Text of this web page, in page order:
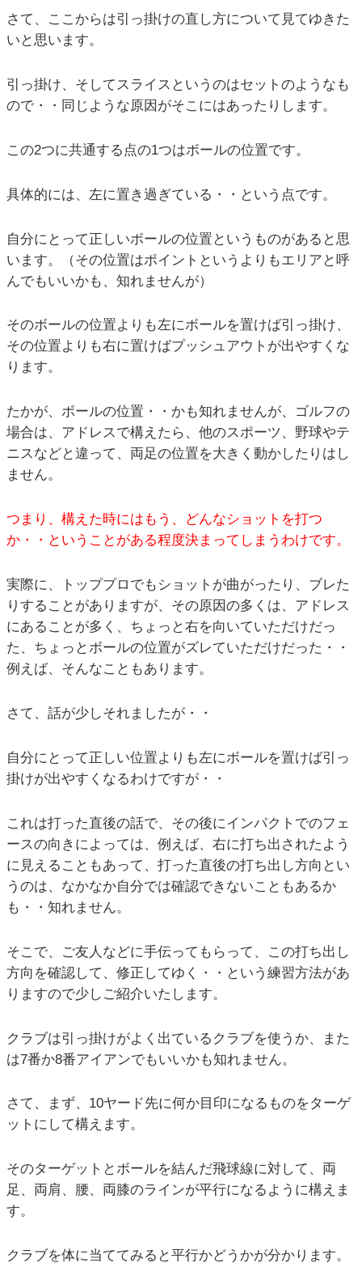
さて、ここからは引っ掛けの直し方について見てゆきた
いと思います。
引っ掛け、そしてスライスというのはセットのようなも
ので・・同じような原因がそこにはあったりします。
この2つに共通する点の1つはボールの位置です。
具体的には、左に置き過ぎている・・という点です。
自分にとって正しいボールの位置というものがあると思
います。（その位置はポイントというよりもエリアと呼
んでもいいかも、知れませんが）
そのボールの位置よりも左にボールを置けば引っ掛け、
その位置よりも右に置けばプッシュアウトが出やすくな
ります。
たかが、ボールの位置・・かも知れませんが、ゴルフの
場合は、アドレスで構えたら、他のスポーツ、野球やテ
ニスなどと違って、両足の位置を大きく動かしたりはし
ません。
つまり、構えた時にはもう、どんなショットを打つ
か・・ということがある程度決まってしまうわけです。
実際に、トッププロでもショットが曲がったり、ブレた
りすることがありますが、その原因の多くは、アドレス
にあることが多く、ちょっと右を向いていただけだっ
た、ちょっとボールの位置がズレていただけだった・・
例えば、そんなこともあります。
さて、話が少しそれましたが・・
自分にとって正しい位置よりも左にボールを置けば引っ
掛けが出やすくなるわけですが・・
これは打った直後の話で、その後にインパクトでのフェ
ースの向きによっては、例えば、右に打ち出されたよう
に見えることもあって、打った直後の打ち出し方向とい
うのは、なかなか自分では確認できないこともあるか
も・・知れません。
そこで、ご友人などに手伝ってもらって、この打ち出し
方向を確認して、修正してゆく・・という練習方法があ
りますので少しご紹介いたします。
クラブは引っ掛けがよく出ているクラブを使うか、また
は7番か8番アイアンでもいいかも知れません。
さて、まず、10ヤード先に何か目印になるものをターゲ
ットにして構えます。
そのターゲットとボールを結んだ飛球線に対して、両
足、両肩、腰、両膝のラインが平行になるように構えま
す。
クラブを体に当ててみると平行かどうかが分かります。